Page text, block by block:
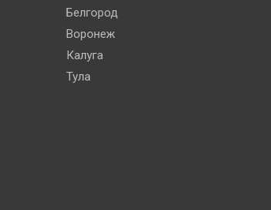
Белгород
Воронеж
Калуга
Тула